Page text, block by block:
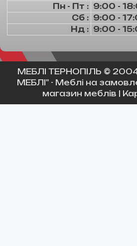
Пн - Пт : 9:00 -
Сб : 9:00 -
Нд : 9:00 -
МЕБЛІ ТЕРНОПІЛЬ ©
МЕБЛІ" - Меблі на
магазин меблів